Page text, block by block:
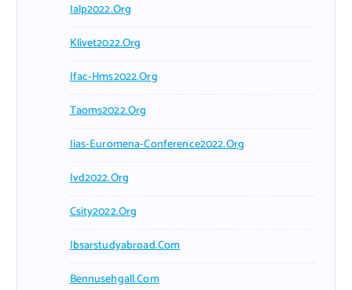
Ialp2022.org
Klivet2022.org
Ifac-Hms2022.org
Taoms2022.org
Iias-Euromena-Conference2022.org
Ivd2022.org
Csity2022.org
Ibsarstudyabroad.com
Bennusehgall.com